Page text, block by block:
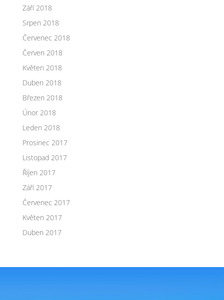
Září 2018
Srpen 2018
Červenec 2018
Červen 2018
Květen 2018
Duben 2018
Březen 2018
Únor 2018
Leden 2018
Prosinec 2017
Listopad 2017
Říjen 2017
Září 2017
Červenec 2017
Květen 2017
Duben 2017